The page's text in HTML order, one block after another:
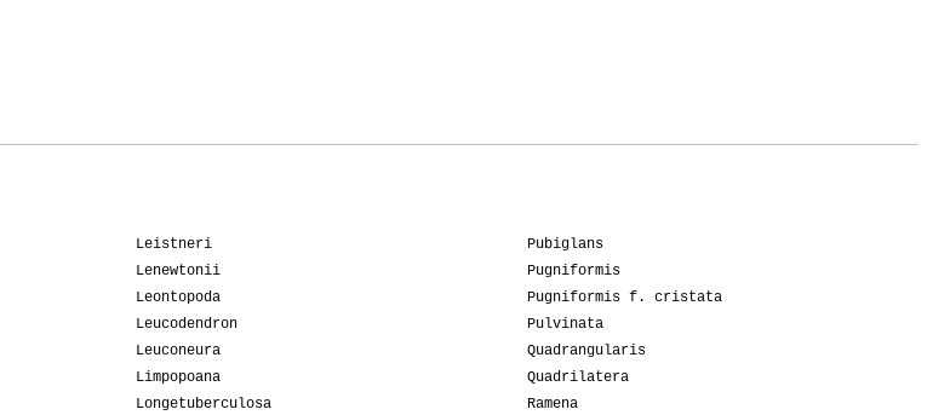
Leistneri
Lenewtonii
Leontopoda
Leucodendron
Leuconeura
Limpopoana
Longetuberculosa
Pubiglans
Pugniformis
Pugniformis f. cristata
Pulvinata
Quadrangularis
Quadrilatera
Ramena